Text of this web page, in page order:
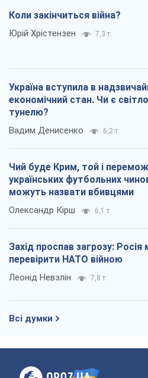
Коли закінчиться війна?
Юрій Хрістензен 7,3 т.
Україна вступила в
економічний стан. Чи є світло
тунелю?
Вадим Денисенко 6,2 т.
Чий буде Крим, той і
українських футбольних
можуть назвати вбивцями
Олександр Кірш 6,1 т.
Захід проспав загрозу:
перевірити НАТО війною
Леонід Невзлін 7,8 т.
Всі думки